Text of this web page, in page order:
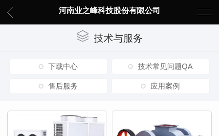
河南业之峰科技股份有限公司
技术与服务
下载中心 技术常见问题QA
售后服务 应用案例